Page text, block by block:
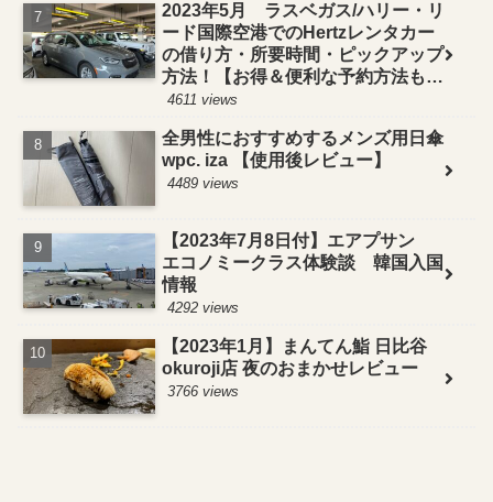
2023年5月 ラスベガス/ハリー・リ
ード国際空港でのHertzレンタカー
の借り方・所要時間・ピックアップ
方法！【お得＆便利な予約方法も紹
介】
4611 views
全男性におすすめするメンズ用日傘
wpc. iza 【使用後レビュー】
4489 views
【2023年7月8日付】エアプサン
エコノミークラス体験談 韓国入国
情報
4292 views
【2023年1月】まんてん鮨 日比谷
okuroji店 夜のおまかせレビュー
3766 views